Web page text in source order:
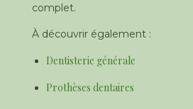
complet.
À découvrir également :
Dentisterie générale
Prothèses dentaires